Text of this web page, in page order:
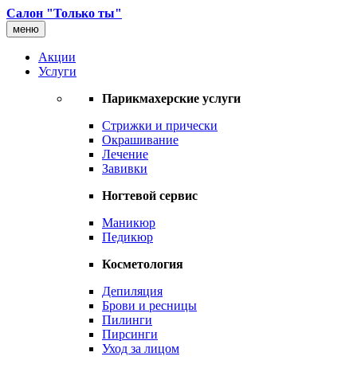
Салон "Только ты"
меню
Акции
Услуги
Парикмахерские услуги
Стрижки и прически
Окрашивание
Лечение
Завивки
Ногтевой сервис
Маникюр
Педикюр
Косметология
Депиляция
Брови и ресницы
Пилинги
Пирсинги
Уход за лицом